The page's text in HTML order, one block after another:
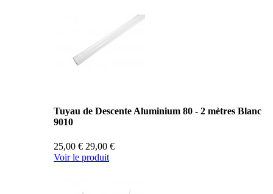
Tuyau de Descente Aluminium 80 - 2 mètres Blanc
9010
25,00 € 29,00 €
Voir le produit